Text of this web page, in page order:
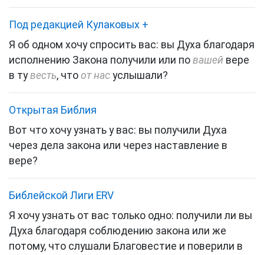
Под редакцией Кулаковых +
Я об одном хочу спросить вас: вы Духа благодаря
исполнению Закона получили или по вашей вере
в тувесть, что от нас услышали?
Открытая Библия
Вот что хочу узнать у вас: вы получили Духа
через дела закона или через наставление в
вере?
Библейской Лиги ERV
Я хочу узнать от вас только одно: получили ли вы
Духа благодаря соблюдению закона или же
потому, что слушали Благовестие и поверили в